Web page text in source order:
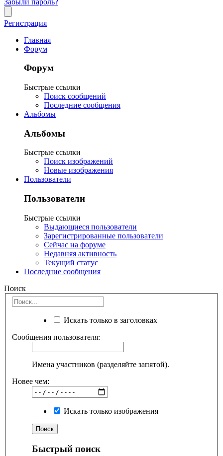
Регистрация
Главная
Форум
Форум
Быстрые ссылки
Поиск сообщений
Последние сообщения
Альбомы
Альбомы
Быстрые ссылки
Поиск изображений
Новые изображения
Пользователи
Пользователи
Быстрые ссылки
Выдающиеся пользователи
Зарегистрированные пользователи
Сейчас на форуме
Недавняя активность
Текущий статус
Последние сообщения
Поиск
Искать только в заголовках
Сообщения пользователя:
Имена участников (разделяйте запятой).
Новее чем:
Искать только изображения
Быстрый поиск